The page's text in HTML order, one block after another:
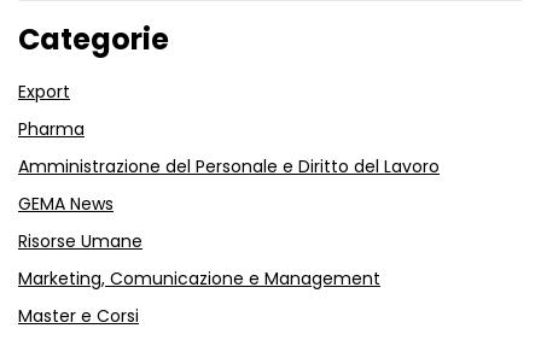
Categorie
Export
Pharma
Amministrazione del Personale e Diritto del Lavoro
GEMA News
Risorse Umane
Marketing, Comunicazione e Management
Master e Corsi